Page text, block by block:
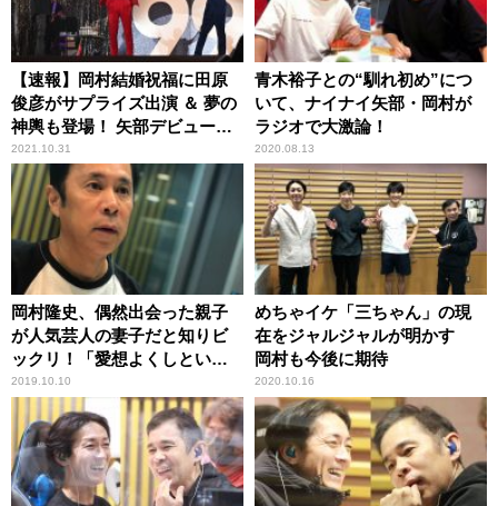
【速報】岡村結婚祝福に田原
俊彦がサプライズ出演 ＆ 夢の
神輿も登場！ 矢部デビュー曲
も初生歌唱『ナインティナイ
ンのオールナイトニッポン歌
謡祭 in 横浜アリーナ』
2021.10.31
青木裕子との“馴れ初め”につ
いて、ナイナイ矢部・岡村が
ラジオで大激論！
2020.08.13
岡村隆史、偶然出会った親子
が人気芸人の妻子だと知りビ
ックリ！「愛想よくしといて
良かった」
2019.10.10
めちゃイケ「三ちゃん」の現
在をジャルジャルが明かす
岡村も今後に期待
2020.10.16